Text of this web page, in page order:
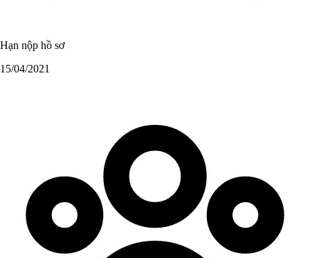
Hạn nộp hồ sơ
15/04/2021